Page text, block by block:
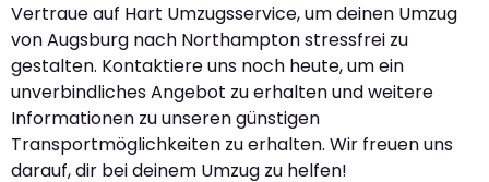
Vertraue auf Hart Umzugsservice, um deinen Umzug
von Augsburg nach Northampton stressfrei zu
gestalten. Kontaktiere uns noch heute, um ein
unverbindliches Angebot zu erhalten und weitere
Informationen zu unseren günstigen
Transportmöglichkeiten zu erhalten. Wir freuen uns
darauf, dir bei deinem Umzug zu helfen!